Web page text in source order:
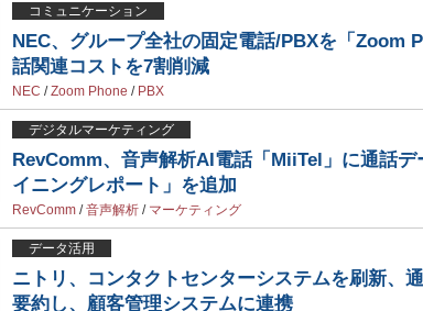
コミュニケーション
NEC、グループ全社の固定電話/PBXを「Zoom
話関連コストを7割削減
NEC /Zoom Phone / PBX
デジタルマーケティング
RevComm、音声解析AI電話「MiiTel」に通話
イニングレポート」を追加
RevComm /音声解析 / マーケティング
データ活用
ニトリ、コンタクトセンターシステムを刷新、
要約し、顧客管理システムに連携